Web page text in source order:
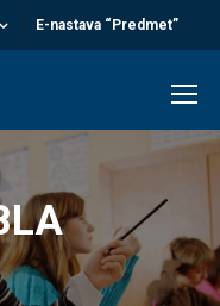
E-nastava “Predmet”